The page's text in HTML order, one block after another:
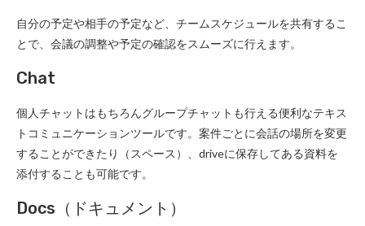
自分の予定や相手の予定など、チームスケジュールを共有するこ
とで、会議の調整や予定の確認をスムーズに行えます。
Chat
個人チャットはもちろんグループチャットも行える便利なテキス
トコミュニケーションツールです。案件ごとに会話の場所を変更
することができたり（スペース）、driveに保存してある資料を
添付することも可能です。
Docs（ドキュメント）